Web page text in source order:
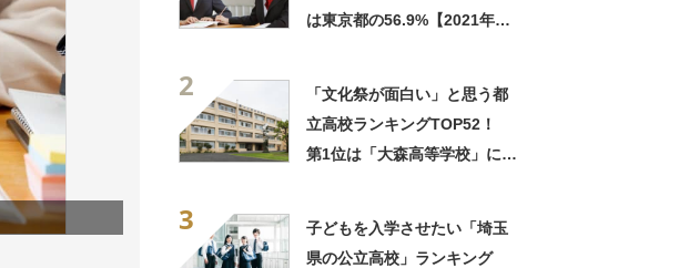
は東京都の56.9%【2021年速
2
「文化祭が面白い」と思う都
立高校ランキングTOP52！
第1位は「大森高等学校」に決
3
子どもを入学させたい「埼玉
県の公立高校」ランキング